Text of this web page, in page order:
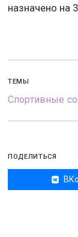
назначено на
ТЕМЫ
Спортивные
ПОДЕЛИТЬСЯ